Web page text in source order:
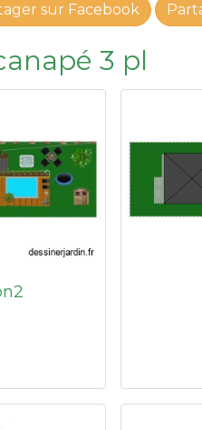
sur Facebook
3 pl